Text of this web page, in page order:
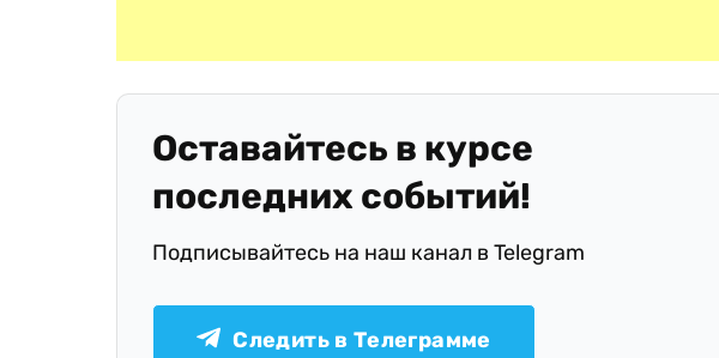
Оставайтесь в курсе
последних событий!
Подписывайтесь на наш канал в Telegram
Следить в Телеграмме